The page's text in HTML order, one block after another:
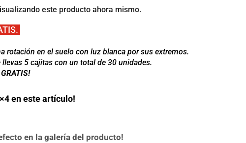
este producto ahora mismo.
rotación en el suelo con luz blanca por sus extremos.
5 cajitas con un total de 30 unidades.
en este artículo!
en la galería del producto!